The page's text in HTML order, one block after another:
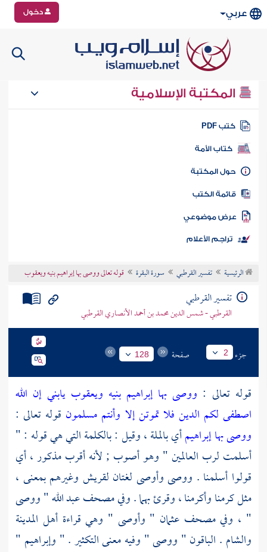
عربي دخول
المكتبة الإسلامية
كتب PDF
كتاب الأمة
المكتبة
الكتب
موضوعي
تراجم الأعلام
الرئيسية تفسير القرطبي سورة البقرة قوله تعالى ووصى بها إبراهيم بنيه ويعقوب
تفسير القرطبي
القرطبي - شمس الدين محمد بن أحمد الأنصاري القرطبي
جزء 2 صفحة 128
قوله تعالى : ووصى بها إبراهيم بنيه ويعقوب يابني إن الله
اصطفى لكم الدين فلا تموتن إلا وأنتم مسلمون قوله تعالى :
ووصى بها إبراهيمأي بالملة ، وقيل : بالكلمة التي هي قوله : "
أسلمت لرب العالمين " وهو أصوب ; لأنه أقرب مذكور ، أي
قولوا أسلمنا . ووصى وأوصى لغتان لقريش وغيرهم بمعنى ،
مثل كرمنا وأكرمنا ، وقرئ بهما . وفي مصحفعبد الله" ووصى
" ، وفي مصحف عثمان " وأوصى " وهي قراءةأهل المدينة
والشام . الباقون " ووصى " وفيه معنى التكثير . " وإبراهيم "